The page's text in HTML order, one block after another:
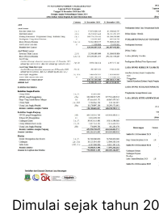
Dimulai sejak tahun